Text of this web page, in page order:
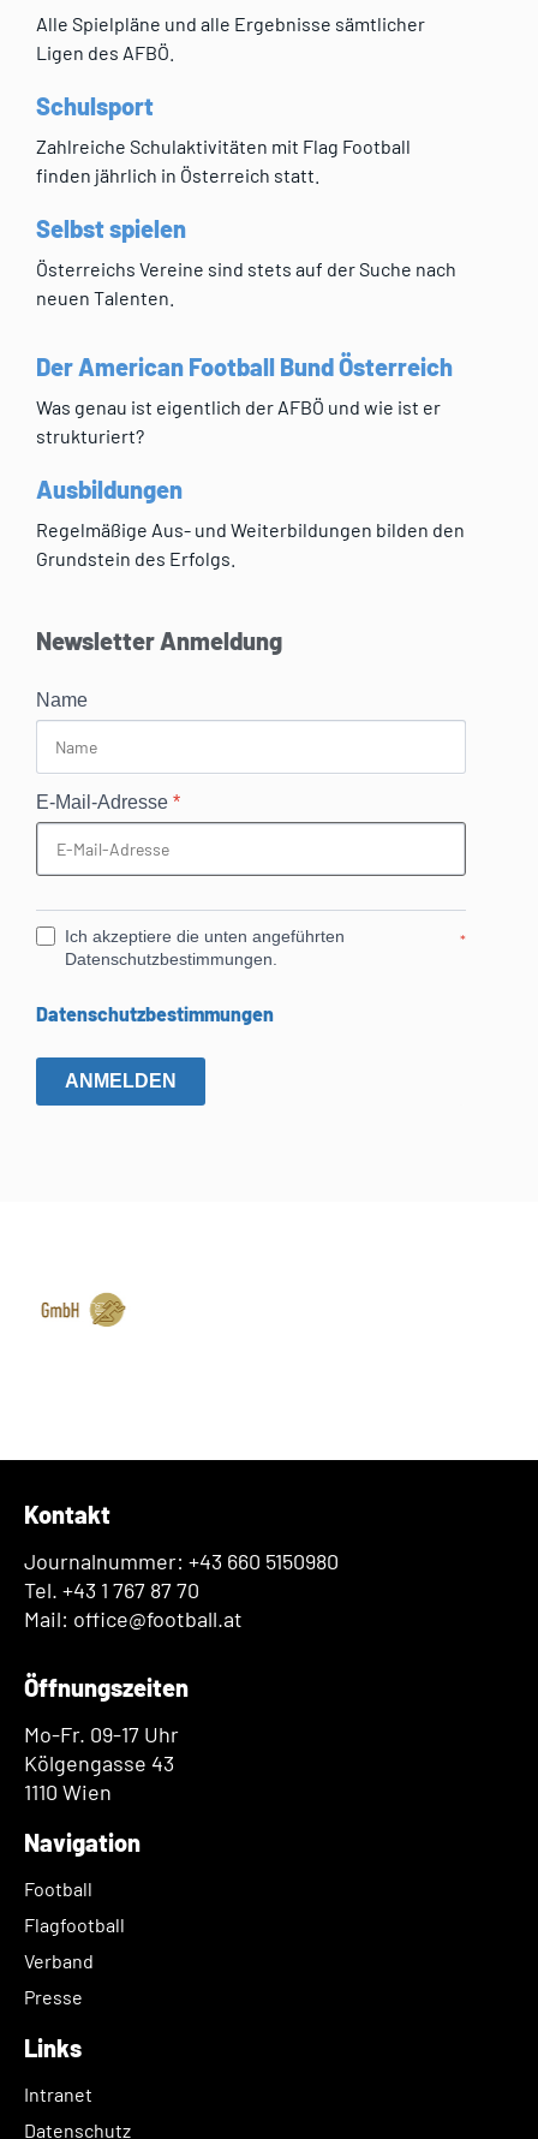
Alle Spielpläne und alle Ergebnisse sämtlicher
Ligen des AFBÖ.
Schulsport
Zahlreiche Schulaktivitäten mit Flag Football
finden jährlich in Österreich statt.
Selbst spielen
Österreichs Vereine sind stets auf der Suche nach
neuen Talenten.
Der American Football Bund Österreich
Was genau ist eigentlich der AFBÖ und wie ist er
strukturiert?
Ausbildungen
Regelmäßige Aus- und Weiterbildungen bilden den
Grundstein des Erfolgs.
Newsletter Anmeldung
Name
E-Mail-Adresse *
Ich akzeptiere die unten angeführten
Datenschutzbestimmungen.
*
Datenschutzbestimmungen
ANMELDEN
Kontakt
Journalnummer: +43 660 5150980
Tel. +43 1 767 87 70
Mail: office@football.at
Öffnungszeiten
Mo-Fr. 09-17 Uhr
Kölgengasse 43
1110 Wien
Navigation
Football
Flagfootball
Verband
Presse
Links
Intranet
Datenschutz